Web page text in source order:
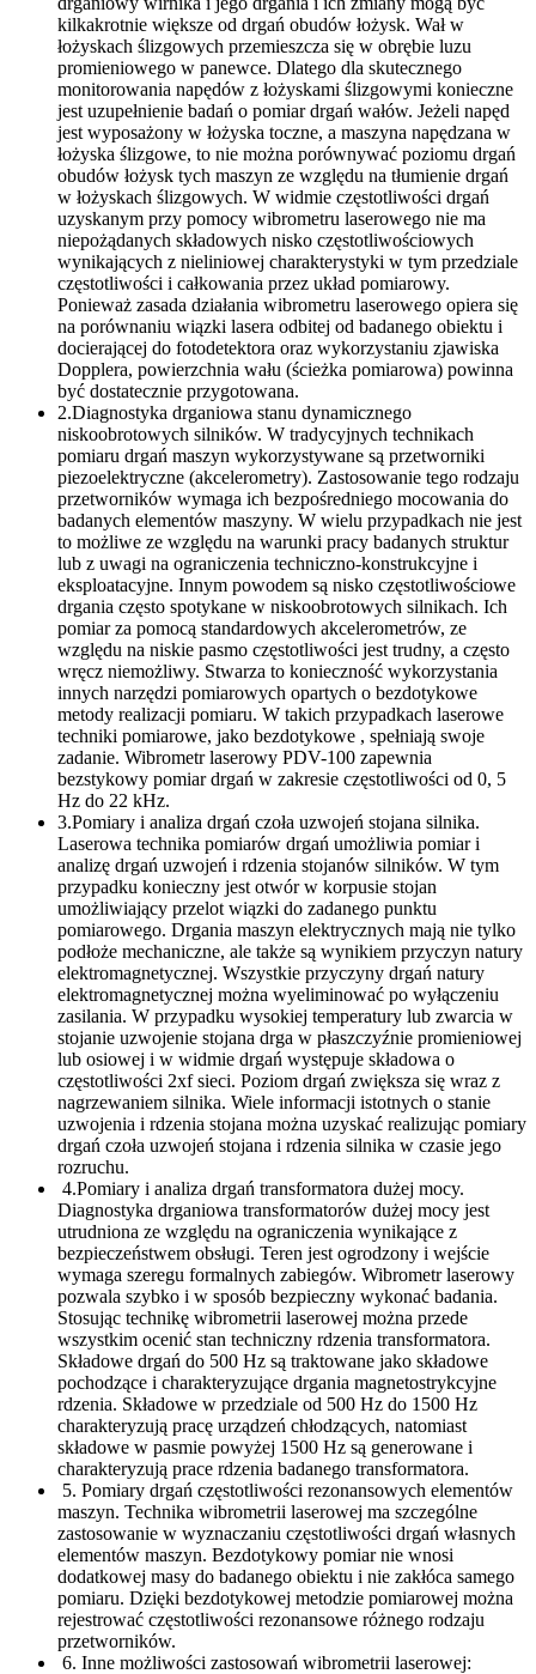
kilkakrotnie większe od drgań obudów łożysk. Wał w
łożyskach ślizgowych przemieszcza się w obrębie luzu
promieniowego w panewce. Dlatego dla skutecznego
monitorowania napędów z łożyskami ślizgowymi konieczne
jest uzupełnienie badań o pomiar drgań wałów. Jeżeli napęd
jest wyposażony w łożyska toczne, a maszyna napędzana w
łożyska ślizgowe, to nie można porównywać poziomu drgań
obudów łożysk tych maszyn ze względu na tłumienie drgań
w łożyskach ślizgowych. W widmie częstotliwości drgań
uzyskanym przy pomocy wibrometru laserowego nie ma
niepożądanych składowych nisko częstotliwościowych
wynikających z nieliniowej charakterystyki w tym przedziale
częstotliwości i całkowania przez układ pomiarowy.
Ponieważ zasada działania wibrometru laserowego opiera się
na porównaniu wiązki lasera odbitej od badanego obiektu i
docierającej do fotodetektora oraz wykorzystaniu zjawiska
Dopplera, powierzchnia wału (ścieżka pomiarowa) powinna
być dostatecznie przygotowana.
2.Diagnostyka drganiowa stanu dynamicznego
niskoobrotowych silników. W tradycyjnych technikach
pomiaru drgań maszyn wykorzystywane są przetworniki
piezoelektryczne (akcelerometry). Zastosowanie tego rodzaju
przetworników wymaga ich bezpośredniego mocowania do
badanych elementów maszyny. W wielu przypadkach nie jest
to możliwe ze względu na warunki pracy badanych struktur
lub z uwagi na ograniczenia techniczno-konstrukcyjne i
eksploatacyjne. Innym powodem są nisko częstotliwościowe
drgania często spotykane w niskoobrotowych silnikach. Ich
pomiar za pomocą standardowych akcelerometrów, ze
względu na niskie pasmo częstotliwości jest trudny, a często
wręcz niemożliwy. Stwarza to konieczność wykorzystania
innych narzędzi pomiarowych opartych o bezdotykowe
metody realizacji pomiaru. W takich przypadkach laserowe
techniki pomiarowe, jako bezdotykowe , spełniają swoje
zadanie. Wibrometr laserowy PDV-100 zapewnia
bezstykowy pomiar drgań w zakresie częstotliwości od 0, 5
Hz do 22 kHz.
3.Pomiary i analiza drgań czoła uzwojeń stojana silnika.
Laserowa technika pomiarów drgań umożliwia pomiar i
analizę drgań uzwojeń i rdzenia stojanów silników. W tym
przypadku konieczny jest otwór w korpusie stojan
umożliwiający przelot wiązki do zadanego punktu
pomiarowego. Drgania maszyn elektrycznych mają nie tylko
podłoże mechaniczne, ale także są wynikiem przyczyn natury
elektromagnetycznej. Wszystkie przyczyny drgań natury
elektromagnetycznej można wyeliminować po wyłączeniu
zasilania. W przypadku wysokiej temperatury lub zwarcia w
stojanie uzwojenie stojana drga w płaszczyźnie promieniowej
lub osiowej i w widmie drgań występuje składowa o
częstotliwości 2xf sieci. Poziom drgań zwiększa się wraz z
nagrzewaniem silnika. Wiele informacji istotnych o stanie
uzwojenia i rdzenia stojana można uzyskać realizując pomiary
drgań czoła uzwojeń stojana i rdzenia silnika w czasie jego
rozruchu.
4.Pomiary i analiza drgań transformatora dużej mocy.
Diagnostyka drganiowa transformatorów dużej mocy jest
utrudniona ze względu na ograniczenia wynikające z
bezpieczeństwem obsługi. Teren jest ogrodzony i wejście
wymaga szeregu formalnych zabiegów. Wibrometr laserowy
pozwala szybko i w sposób bezpieczny wykonać badania.
Stosując technikę wibrometrii laserowej można przede
wszystkim ocenić stan techniczny rdzenia transformatora.
Składowe drgań do 500 Hz są traktowane jako składowe
pochodzące i charakteryzujące drgania magnetostrykcyjne
rdzenia. Składowe w przedziale od 500 Hz do 1500 Hz
charakteryzują pracę urządzeń chłodzących, natomiast
składowe w pasmie powyżej 1500 Hz są generowane i
charakteryzują prace rdzenia badanego transformatora.
5. Pomiary drgań częstotliwości rezonansowych elementów
maszyn. Technika wibrometrii laserowej ma szczególne
zastosowanie w wyznaczaniu częstotliwości drgań własnych
elementów maszyn. Bezdotykowy pomiar nie wnosi
dodatkowej masy do badanego obiektu i nie zakłóca samego
pomiaru. Dzięki bezdotykowej metodzie pomiarowej można
rejestrować częstotliwości rezonansowe różnego rodzaju
przetworników.
6. Inne możliwości zastosowań wibrometrii laserowej: